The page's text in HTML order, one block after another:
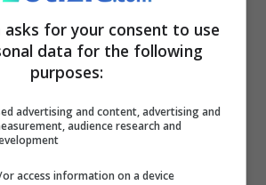
del Chelsea, ha vinto con i
League (Getty Images)
le riforme che dovranno
per riformare il calcio
for your consent to use
data for the following
purposes:
advertising and content, advertising and
audience research and
access information on a device